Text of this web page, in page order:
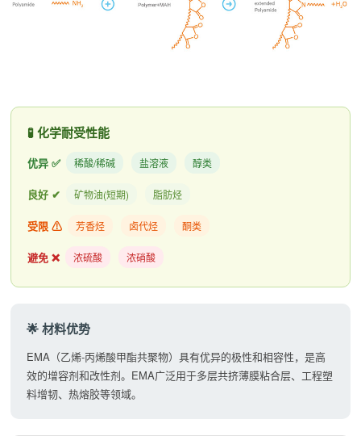
🧪 化学耐受性能
优异 ✅ 稀酸/稀碱 盐溶液 醇类
良好 ✔ 矿物油(短期) 脂肪烃
受限 ⚠ 芳香烃 卤代烃 酮类
避免 ❌ 浓硫酸 浓硝酸
🌟 材料优势
EMA（乙烯-丙烯酸甲酯共聚物）具有优异的极性和相容性，是高
效的增容剂和改性剂。EMA广泛用于多层共挤薄膜粘合层、工程塑
料增韧、热熔胶等领域。